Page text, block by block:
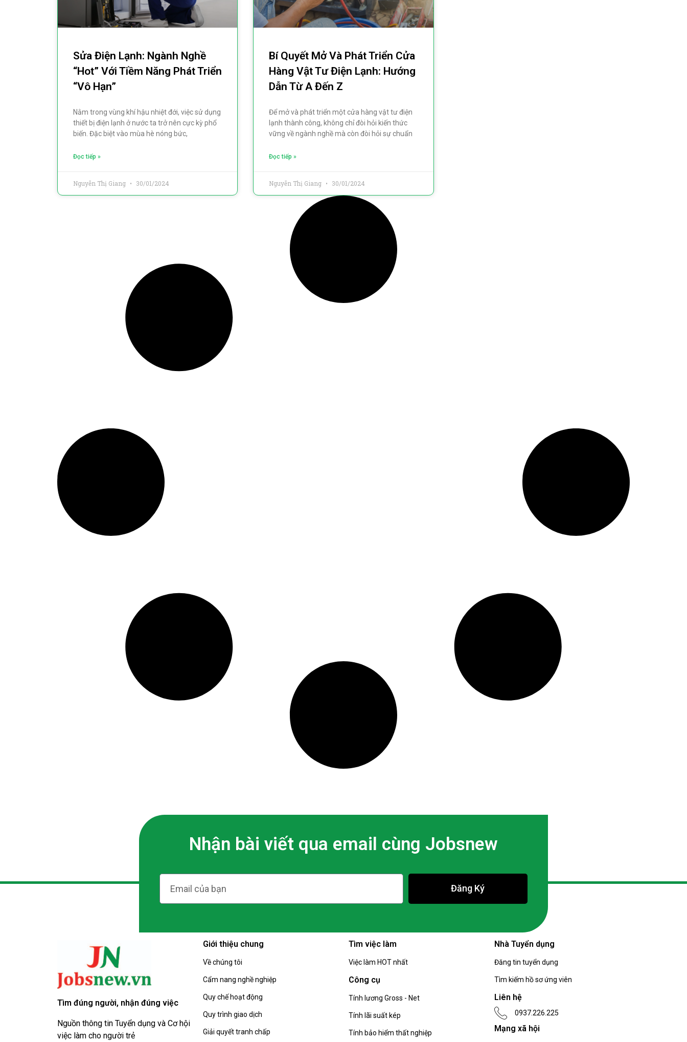
Sửa Điện Lạnh: Ngành Nghề
“hot” Với Tiềm Năng Phát Triển
“vô Hạn”
Nằm trong vùng khí hậu nhiệt đới, việc sử dụng
thiết bị điện lạnh ở nước ta trở nên cực kỳ phổ
biến. Đặc biệt vào mùa hè nóng bức,
Đọc tiếp »
Nguyễn Thị Giang 30/01/2024
Bí Quyết Mở Và Phát Triển Cửa
Hàng Vật Tư Điện Lạnh: Hướng
Dẫn Từ A Đến Z
Để mở và phát triển một cửa hàng vật tư điện
lạnh thành công, không chỉ đòi hỏi kiến thức
vững về ngành nghề mà còn đòi hỏi sự chuẩn
Đọc tiếp »
Nguyễn Thị Giang 30/01/2024
Nhận bài viết qua email cùng Jobsnew
Đăng Ký
Tìm đúng người, nhận đúng việc
Nguồn thông tin Tuyển dụng và Cơ hội
việc làm cho người trẻ
Giới thiệu chung
Về chúng tôi
Cẩm nang nghề nghiệp
Quy chế hoạt động
Quy trình giao dịch
Giải quyết tranh chấp
Tìm việc làm
Việc làm HOT nhất
Công cụ
Tính lương Gross - Net
Tính lãi suất kép
Tính bảo hiểm thất nghiệp
Nhà Tuyển dụng
Đăng tin tuyển dụng
Tìm kiếm hồ sơ ứng viên
Liên hệ
0937.226.225
Mạng xã hội